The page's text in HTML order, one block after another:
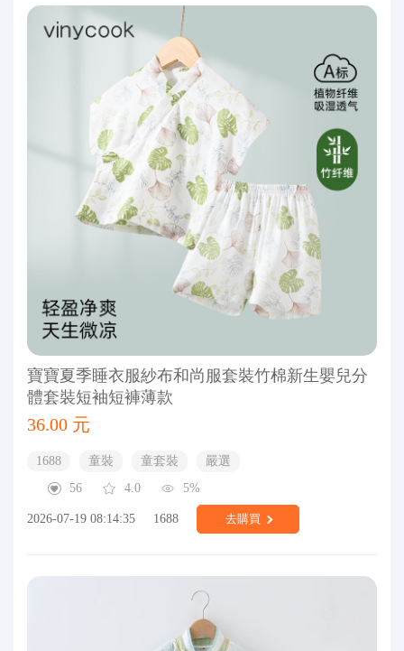
寶寶夏季睡衣服紗布和尚服套裝竹棉新生嬰兒分
體套裝短袖短褲薄款
36.00 元
1688 童裝 童套裝
嚴選
56
4.0 5%
2026-07-19 08:14:35 1688 去購買